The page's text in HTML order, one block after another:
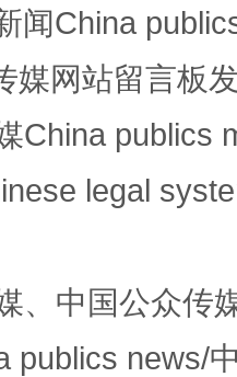
” 如何以
闻China
媒网站留言板
China publics
legal
、中国公众传
publics news/